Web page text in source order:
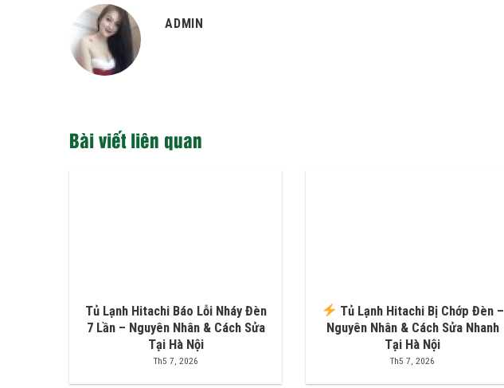
ADMIN
Bài viết liên quan
Tủ Lạnh Hitachi Báo Lỗi Nháy Đèn
7 Lần – Nguyên Nhân & Cách Sửa
Tại Hà Nội
Th5 7, 2026
Tủ Lạnh Hitachi Bị Chớp Đèn –
Nguyên Nhân & Cách Sửa Nhanh
Tại Hà Nội
Th5 7, 2026